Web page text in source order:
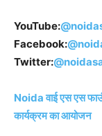
YouTube:
Facebook:
Twitter:
Noida वाई एस एस
कार्यक्रम का आयोजन